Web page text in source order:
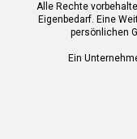
Alle Rechte
Eigenbedarf. Eine
persönlichen
Ein